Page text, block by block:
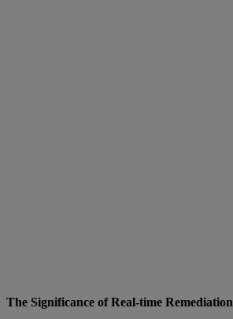
The Significance of Real-time Remediation